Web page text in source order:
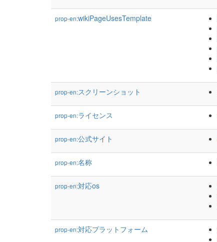
prop-en:wikiPageUsesTemplate
prop-en:スクリーンショット
prop-en:ライセンス
prop-en:公式サイト
prop-en:名称
prop-en:対応os
prop-en:対応プラットフォーム